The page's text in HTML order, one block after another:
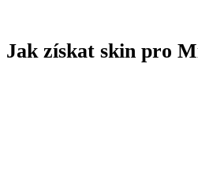
Jak získat skin pro